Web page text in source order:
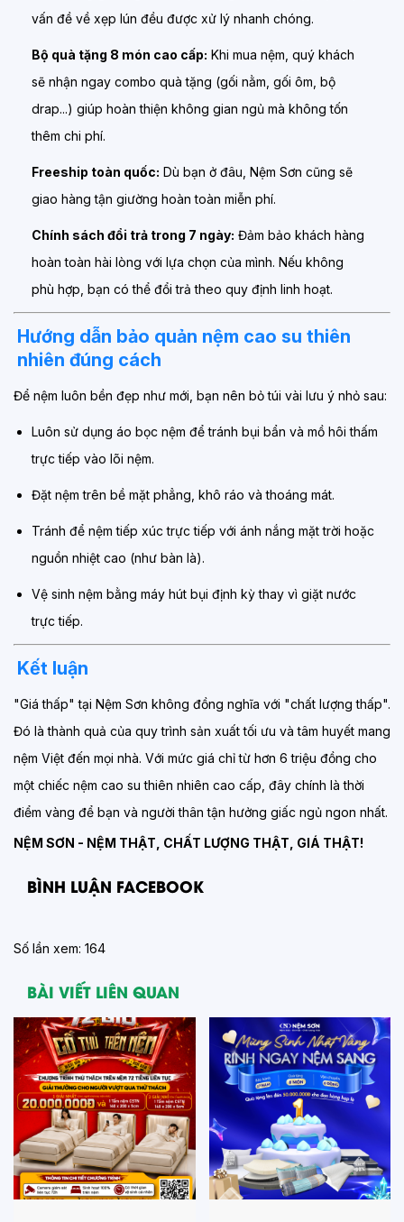
vấn đề về xẹp lún đều được xử lý nhanh chóng.
Bộ quà tặng 8 món cao cấp: Khi mua nệm, quý khách
sẽ nhận ngay combo quà tặng (gối nằm, gối ôm, bộ
drap...) giúp hoàn thiện không gian ngủ mà không tốn
thêm chi phí.
Freeship toàn quốc: Dù bạn ở đâu, Nệm Sơn cũng sẽ
giao hàng tận giường hoàn toàn miễn phí.
Chính sách đổi trả trong 7 ngày: Đảm bảo khách hàng
hoàn toàn hài lòng với lựa chọn của mình. Nếu không
phù hợp, bạn có thể đổi trả theo quy định linh hoạt.
Hướng dẫn bảo quản nệm cao su thiên
nhiên đúng cách
Để nệm luôn bền đẹp như mới, bạn nên bỏ túi vài lưu ý nhỏ sau:
Luôn sử dụng áo bọc nệm để tránh bụi bẩn và mồ hôi thấm
trực tiếp vào lõi nệm.
Đặt nệm trên bề mặt phẳng, khô ráo và thoáng mát.
Tránh để nệm tiếp xúc trực tiếp với ánh nắng mặt trời hoặc
nguồn nhiệt cao (như bàn là).
Vệ sinh nệm bằng máy hút bụi định kỳ thay vì giặt nước
trực tiếp.
Kết luận
"Giá thấp" tại Nệm Sơn không đồng nghĩa với "chất lượng thấp".
Đó là thành quả của quy trình sản xuất tối ưu và tâm huyết mang
nệm Việt đến mọi nhà. Với mức giá chỉ từ hơn 6 triệu đồng cho
một chiếc nệm cao su thiên nhiên cao cấp, đây chính là thời
điểm vàng để bạn và người thân tận hưởng giấc ngủ ngon nhất.
NỆM SƠN - NỆM THẬT, CHẤT LƯỢNG THẬT, GIÁ THẬT!
BÌNH LUẬN FACEBOOK
Số lần xem: 164
BÀI VIẾT LIÊN QUAN